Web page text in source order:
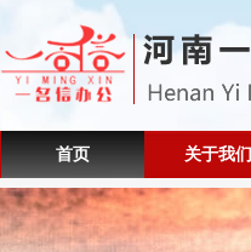
首页 关于我们